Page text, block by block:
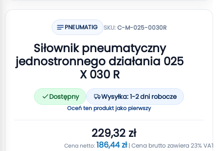
PNEUMATIG SKU:C-M-025-0030R
Siłownik pneumatyczny
jednostronnego działania 025
X 030 R
Dostępny Wysyłka: 1-2 dni robocze
Oceń ten produkt jako pierwszy
229,32 zł
186,44 zł